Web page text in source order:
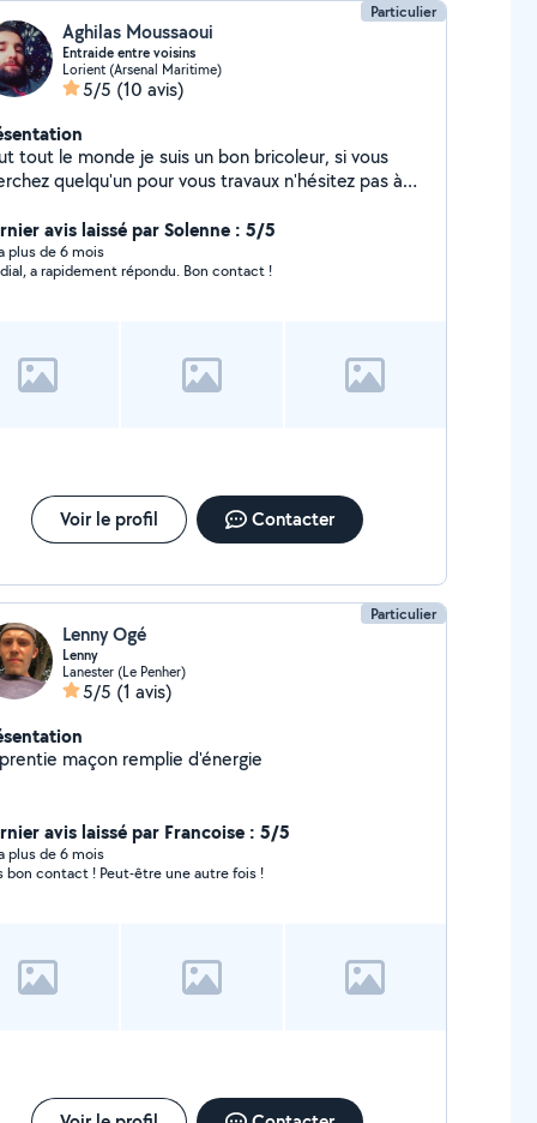
Particulier
Aghilas Moussaoui
Entraide entre voisins
Lorient (Arsenal Maritime)
5/5 (10 avis)
tout le monde je suis un bon bricoleur, si vous
quelqu'un pour vous travaux n'hésitez pas à
vingt dixneuf trente sept quatre vingt neuf
avis laissé par Solenne : 5/5
plus de 6 mois
a rapidement répondu. Bon contact !
Voir le profil Contacter
Particulier
Lenny Ogé
Lenny
Lanester (Le Penher)
5/5 (1 avis)
maçon remplie d'énergie
avis laissé par Francoise : 5/5
plus de 6 mois
bon contact ! Peut-être une autre fois !